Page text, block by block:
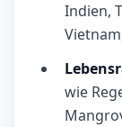
Indien,
wie